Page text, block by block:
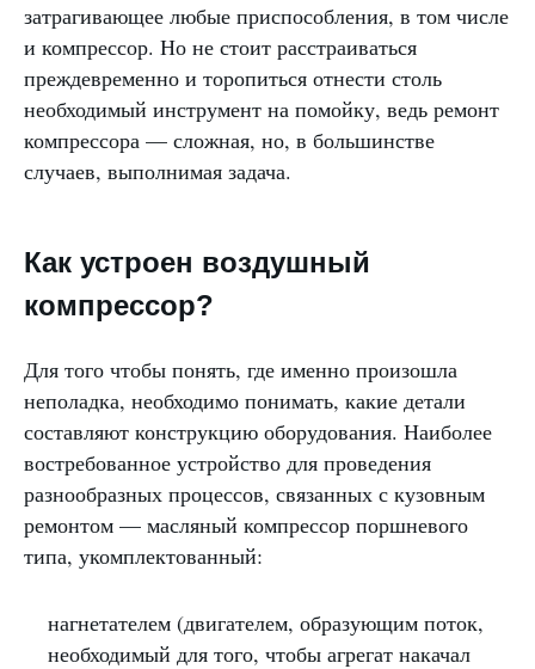
затрагивающее любые приспособления, в том числе
и компрессор. Но не стоит расстраиваться
преждевременно и торопиться отнести столь
необходимый инструмент на помойку, ведь ремонт
компрессора — сложная, но, в большинстве
случаев, выполнимая задача.
Как устроен воздушный
компрессор?
Для того чтобы понять, где именно произошла
неполадка, необходимо понимать, какие детали
составляют конструкцию оборудования. Наиболее
востребованное устройство для проведения
разнообразных процессов, связанных с кузовным
ремонтом — масляный компрессор поршневого
типа, укомплектованный:
нагнетателем (двигателем, образующим поток,
необходимый для того, чтобы агрегат накачал